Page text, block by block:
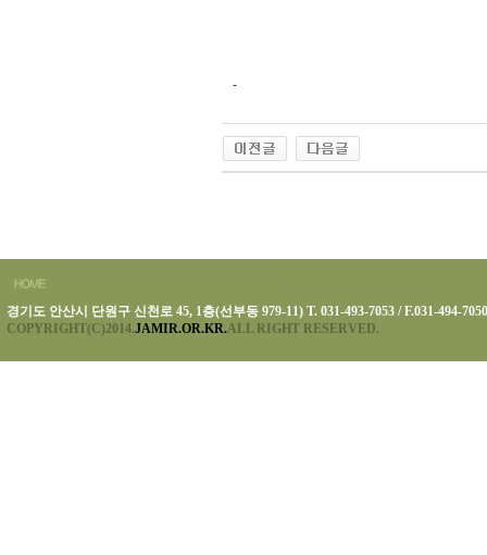
-
경기도 안산시 단원구 신천로 45, 1층(선부동 979-11) T. 031-493-7053 / F.031-494-7050
COPYRIGHT(C)2014.JAMIR.OR.KR.ALL RIGHT RESERVED.